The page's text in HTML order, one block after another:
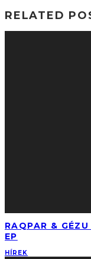
RELATED
RAQPAR &
EP
HÍREK